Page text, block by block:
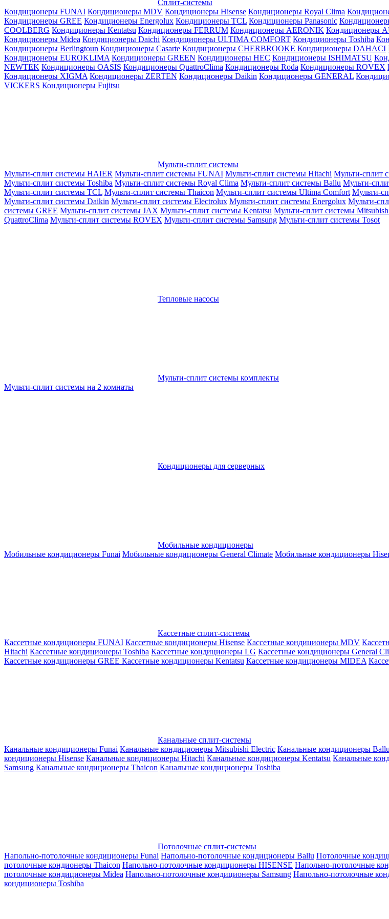
Сплит-системы
Кондиционеры FUNAI Кондиционеры MDV Кондиционеры Hisense Кондиционеры Royal Clima
Кондиционеры GREE Кондиционеры Energolux Кондиционеры TCL Кондиционеры Panasonic
СOOLBERG Кондиционеры Kentatsu Кондиционеры FERRUM Кондиционеры AERONIK Кондиционеры
Кондиционеры Midea Кондиционеры Daichi Кондиционеры ULTIMA COMFORT Кондиционеры Toshiba
Кондиционеры Berlingtoun Кондиционеры Casarte Кондиционеры CHERBROOKE Кондиционеры DAHACI
Кондиционеры EUROKLIMA Кондиционеры GREEN Кондиционеры HEC Кондиционеры ISHIMATSU
NEWTEK Кондиционеры OASIS Кондиционеры QuattroClima Кондиционеры Roda Кондиционеры ROVEX
Кондиционеры XIGMA Кондиционеры ZERTEN Кондиционеры Daikin Кондиционеры GENERAL
VICKERS Кондиционеры Fujitsu
Мульти-сплит системы
Мульти-сплит системы HAIER Мульти-сплит системы FUNAI Мульти-сплит системы Hitachi Мульти-сплит
Мульти-сплит системы Toshiba Мульти-сплит системы Royal Clima Мульти-сплит системы Ballu Мульти-
Мульти-сплит системы TCL Мульти-сплит системы Thaicon Мульти-сплит системы Ultima Comfort Мульти-
Мульти-сплит системы Daikin Мульти-сплит системы Electrolux Мульти-сплит системы Energolux Мульти-
системы GREE Мульти-сплит системы JAX Мульти-сплит системы Kentatsu Мульти-сплит системы
QuattroClima Мульти-сплит системы ROVEX Мульти-сплит системы Samsung Мульти-сплит системы Tosot
Тепловые насосы
Мульти-сплит системы комплекты
Мульти-сплит системы на 2 комнаты
Кондиционеры для серверных
Мобильные кондиционеры
Мобильные кондиционеры Funai Мобильные кондиционеры General Climate Мобильные кондиционеры
Кассетные сплит-системы
Кассетные кондиционеры FUNAI Кассетные кондиционеры Hisense Кассетные кондиционеры MDV
Hitachi Кассетные кондиционеры Toshiba Кассетные кондиционеры LG Кассетные кондиционеры General
Кассетные кондиционеры GREE Кассетные кондиционеры Kentatsu Кассетные кондиционеры MIDEA
Канальные сплит-системы
Канальные кондиционеры Funai Канальные кондиционеры Mitsubishi Electric Канальные кондиционеры Ballu
кондиционеры Hisense Канальные кондиционеры Hitachi Канальные кондиционеры Kentatsu Канальные
Samsung Канальные кондиционеры Thaicon Канальные кондиционеры Toshiba
Потолочные сплит-системы
Напольно-потолочные кондиционеры Funai Напольно-потолочные кондиционеры Ballu Потолочные
потолочные кондионеры Thaicon Напольно-потолочные кондиционеры HISENSE Напольно-потолочные
потолочные кондиционеры Midea Напольно-потолочные кондиционеры Samsung Напольно-потолочные
кондиционеры Toshiba